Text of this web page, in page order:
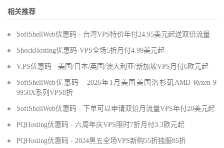
相关推荐
SoftShellWeb优惠码 - 台湾VPS特价年付24.95美元起送双倍流量
ShockHosting优惠码-VPS全场5折月付4.99美元起
V.PS优惠码 - 美国/日本/英国/澳大利亚/新加坡VPS月付6欧元起
SoftShellWeb优惠码 - 2026年1月美国美国洛杉矶AMD Ryzen 9
9950X系列VPS8折
SoftShellWeb优惠码 - 下单可以申请双倍月流量VPS年付20美元起
PQHosting优惠码 - 六周年庆VPS限时7折月付3.3欧元起
PQHosting优惠码 - 2024黑五全场VPS新购55折独服85折